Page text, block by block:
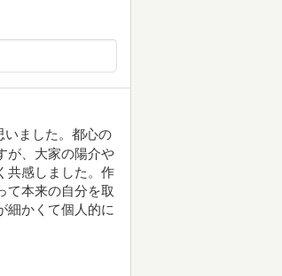
いました。都心の
が、大家の陽介や
共感しました。作
て本来の自分を取
細かくて個人的に